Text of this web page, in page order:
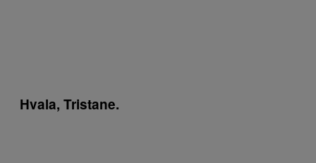
Hvala, Tristane.